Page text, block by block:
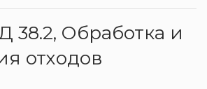
38.2, Обработка и
отходов